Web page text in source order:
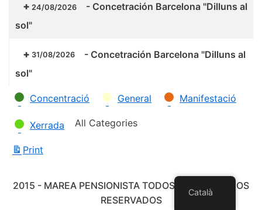
24/08/2026 - Concetración Barcelona "Dilluns al
sol"
31/08/2026 - Concetración Barcelona "Dilluns al
sol"
Categories
Concentració General Manifestació
Xerrada All Categories
Print
2015 - MAREA PENSIONISTA TODOS LOS DERECHOS
RESERVADOS
Català